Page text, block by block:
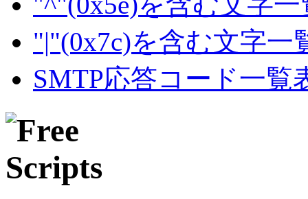
"|"(0x7c)を含む文字一
SMTP応答コード一覧